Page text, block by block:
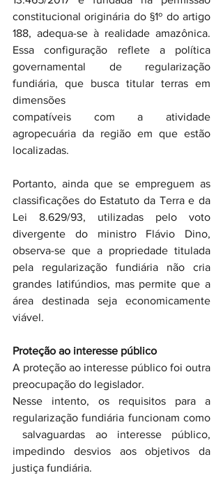
constitucional originária do §1º do artigo
188, adequa-se à realidade amazônica.
Essa configuração reflete a política
governamental de regularização
fundiária, que busca titular terras em
dimensões
compatíveis com a atividade
agropecuária da região em que estão
localizadas.
Portanto, ainda que se empreguem as
classificações do Estatuto da Terra e da
Lei 8.629/93, utilizadas pelo voto
divergente do ministro Flávio Dino,
observa-se que a propriedade titulada
pela regularização fundiária não cria
grandes latifúndios, mas permite que a
área destinada seja economicamente
viável.
Proteção ao interesse público
A proteção ao interesse público foi outra
preocupação do legislador.
Nesse intento, os requisitos para a
regularização fundiária funcionam como
salvaguardas ao interesse público,
impedindo desvios aos objetivos da
justiça fundiária.